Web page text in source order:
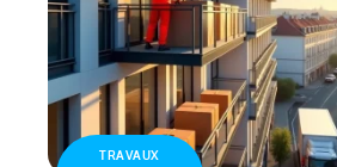
TRAVAUX